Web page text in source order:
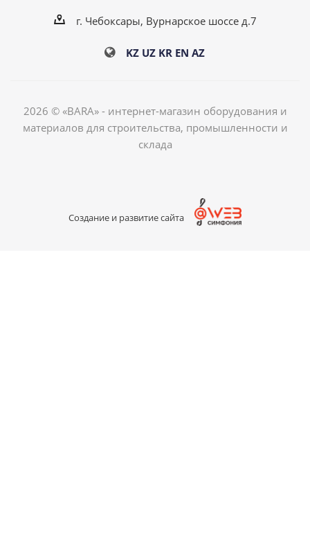
г. Чебоксары, Вурнарское шоссе д.7
KZ UZ KR EN AZ
2026 © «BARA» - интернет-магазин оборудования и
материалов для строительства, промышленности и
склада
Создание и развитие сайта